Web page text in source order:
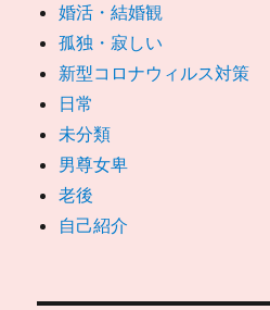
婚活・結婚観
孤独・寂しい
新型コロナウィルス対策
日常
未分類
男尊女卑
老後
自己紹介